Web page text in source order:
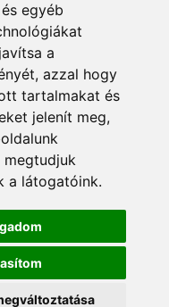
egyéb
a
azzal hogy
tartalmakat és
jelenít meg,
a látogatóink.